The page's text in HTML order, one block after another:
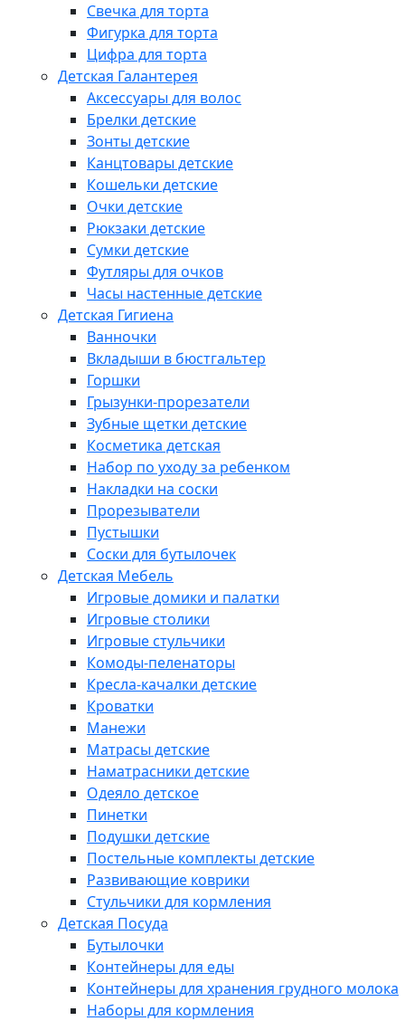
Свечка для торта
Фигурка для торта
Цифра для торта
Детская Галантерея
Аксессуары для волос
Брелки детские
Зонты детские
Канцтовары детские
Кошельки детские
Очки детские
Рюкзаки детские
Сумки детские
Футляры для очков
Часы настенные детские
Детская Гигиена
Ванночки
Вкладыши в бюстгальтер
Горшки
Грызунки-прорезатели
Зубные щетки детские
Косметика детская
Набор по уходу за ребенком
Накладки на соски
Прорезыватели
Пустышки
Соски для бутылочек
Детская Мебель
Игровые домики и палатки
Игровые столики
Игровые стульчики
Комоды-пеленаторы
Кресла-качалки детские
Кроватки
Манежи
Матрасы детские
Наматрасники детские
Одеяло детское
Пинетки
Подушки детские
Постельные комплекты детские
Развивающие коврики
Стульчики для кормления
Детская Посуда
Бутылочки
Контейнеры для еды
Контейнеры для хранения грудного молока
Наборы для кормления